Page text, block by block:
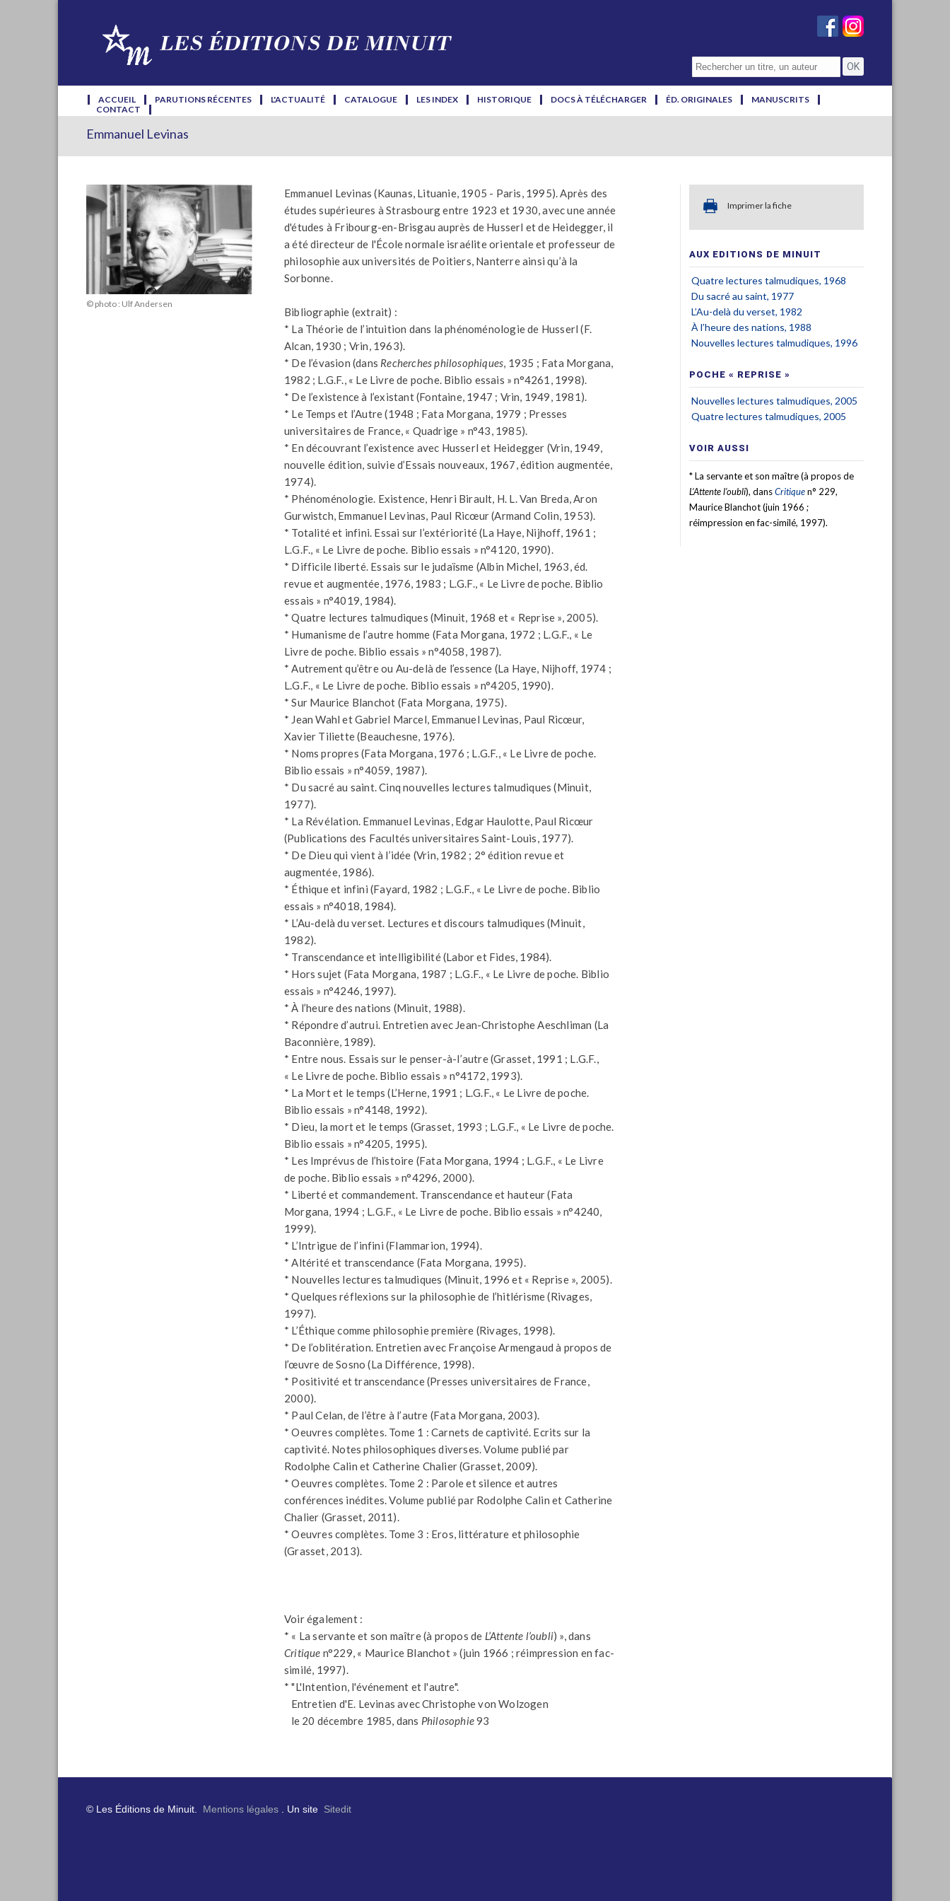
ACCUEIL PARUTIONS RÉCENTES L'ACTUALITÉ CATALOGUE LES INDEX HISTORIQUE DOCS À TÉLÉCHARGER ÉD. ORIGINALES
MANUSCRITS
CONTACT
Emmanuel Levinas
© photo : Ulf Andersen
Emmanuel Levinas (Kaunas, Lituanie, 1905 - Paris, 1995). Après des
études supérieures à Strasbourg entre 1923 et 1930, avec une année
d'études à Fribourg-en-Brisgau auprès de Husserl et de Heidegger, il
a été directeur de l'École normale israélite orientale et professeur de
philosophie aux universités de Poitiers, Nanterre ainsi qu’à la
Sorbonne.
Bibliographie (extrait) :
* La Théorie de l’intuition dans la phénoménologie de Husserl (F.
Alcan, 1930 ; Vrin, 1963).
* De l’évasion (dans Recherches philosophiques, 1935 ; Fata Morgana,
1982 ; L.G.F., « Le Livre de poche. Biblio essais » n°4261, 1998).
* De l’existence à l’existant (Fontaine, 1947 ; Vrin, 1949, 1981).
* Le Temps et l’Autre (1948 ; Fata Morgana, 1979 ; Presses
universitaires de France, « Quadrige » n°43, 1985).
* En découvrant l’existence avec Husserl et Heidegger (Vrin, 1949,
nouvelle édition, suivie d’Essais nouveaux, 1967, édition augmentée,
1974).
* Phénoménologie. Existence, Henri Birault, H. L. Van Breda, Aron
Gurwistch, Emmanuel Levinas, Paul Ricœur (Armand Colin, 1953).
* Totalité et infini. Essai sur l’extériorité (La Haye, Nijhoff, 1961 ;
L.G.F., « Le Livre de poche. Biblio essais » n°4120, 1990).
* Difficile liberté. Essais sur le judaïsme (Albin Michel, 1963, éd.
revue et augmentée, 1976, 1983 ; L.G.F., « Le Livre de poche. Biblio
essais » n°4019, 1984).
* Quatre lectures talmudiques (Minuit, 1968 et « Reprise », 2005).
* Humanisme de l’autre homme (Fata Morgana, 1972 ; L.G.F., « Le
Livre de poche. Biblio essais » n°4058, 1987).
* Autrement qu’être ou Au-delà de l’essence (La Haye, Nijhoff, 1974 ;
L.G.F., « Le Livre de poche. Biblio essais » n°4205, 1990).
* Sur Maurice Blanchot (Fata Morgana, 1975).
* Jean Wahl et Gabriel Marcel, Emmanuel Levinas, Paul Ricœur,
Xavier Tiliette (Beauchesne, 1976).
* Noms propres (Fata Morgana, 1976 ; L.G.F., « Le Livre de poche.
Biblio essais » n°4059, 1987).
* Du sacré au saint. Cinq nouvelles lectures talmudiques (Minuit,
1977).
* La Révélation. Emmanuel Levinas, Edgar Haulotte, Paul Ricœur
(Publications des Facultés universitaires Saint-Louis, 1977).
* De Dieu qui vient à l’idée (Vrin, 1982 ; 2° édition revue et
augmentée, 1986).
* Éthique et infini (Fayard, 1982 ; L.G.F., « Le Livre de poche. Biblio
essais » n°4018, 1984).
* L’Au-delà du verset. Lectures et discours talmudiques (Minuit,
1982).
* Transcendance et intelligibilité (Labor et Fides, 1984).
* Hors sujet (Fata Morgana, 1987 ; L.G.F., « Le Livre de poche. Biblio
essais » n°4246, 1997).
* À l’heure des nations (Minuit, 1988).
* Répondre d’autrui. Entretien avec Jean-Christophe Aeschliman (La
Baconnière, 1989).
* Entre nous. Essais sur le penser-à-l’autre (Grasset, 1991 ; L.G.F.,
« Le Livre de poche. Biblio essais » n°4172, 1993).
* La Mort et le temps (L’Herne, 1991 ; L.G.F., « Le Livre de poche.
Biblio essais » n°4148, 1992).
* Dieu, la mort et le temps (Grasset, 1993 ; L.G.F., « Le Livre de poche.
Biblio essais » n°4205, 1995).
* Les Imprévus de l’histoire (Fata Morgana, 1994 ; L.G.F., « Le Livre
de poche. Biblio essais » n°4296, 2000).
* Liberté et commandement. Transcendance et hauteur (Fata
Morgana, 1994 ; L.G.F., « Le Livre de poche. Biblio essais » n°4240,
1999).
* L’Intrigue de l’infini (Flammarion, 1994).
* Altérité et transcendance (Fata Morgana, 1995).
* Nouvelles lectures talmudiques (Minuit, 1996 et « Reprise », 2005).
* Quelques réflexions sur la philosophie de l’hitlérisme (Rivages,
1997).
* L’Éthique comme philosophie première (Rivages, 1998).
* De l’oblitération. Entretien avec Françoise Armengaud à propos de
l’œuvre de Sosno (La Différence, 1998).
* Positivité et transcendance (Presses universitaires de France,
2000).
* Paul Celan, de l’être à l’autre (Fata Morgana, 2003).
* Oeuvres complètes. Tome 1 : Carnets de captivité. Ecrits sur la
captivité. Notes philosophiques diverses. Volume publié par
Rodolphe Calin et Catherine Chalier (Grasset, 2009).
* Oeuvres complètes. Tome 2 : Parole et silence et autres
conférences inédites. Volume publié par Rodolphe Calin et Catherine
Chalier (Grasset, 2011).
* Oeuvres complètes. Tome 3 : Eros, littérature et philosophie
(Grasset, 2013).
Voir également :
* « La servante et son maître (à propos de L’Attente l’oubli) », dans
Critique n°229, « Maurice Blanchot » (juin 1966 ; réimpression en fac-
similé, 1997).
* "L'Intention, l'événement et l'autre".
Entretien d'E. Levinas avec Christophe von Wolzogen
le 20 décembre 1985, dans Philosophie93
Imprimer la fiche
AUX EDITIONS DE MINUIT
Quatre lectures talmudiques, 1968
Du sacré au saint, 1977
L’Au-delà du verset, 1982
À l’heure des nations, 1988
Nouvelles lectures talmudiques, 1996
POCHE « REPRISE »
Nouvelles lectures talmudiques, 2005
Quatre lectures talmudiques, 2005
VOIR AUSSI
* La servante et son maître (à propos de
L’Attente l’oubli), dansCritiquen° 229,
Maurice Blanchot (juin 1966 ;
réimpression en fac-similé, 1997).
© Les Éditions de Minuit. Mentions légales . Un site Sitedit